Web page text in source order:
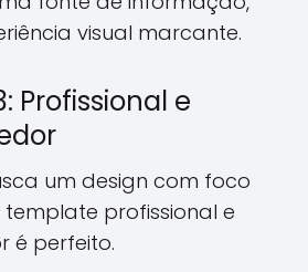
visual marcante.
Profissional e
um design com foco
profissional e
é perfeito.